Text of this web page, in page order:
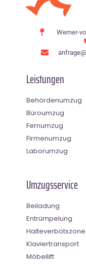
Werner-
Leistungen
Behördenumzug
Büroumzug
Fernumzug
Firmenumzug
Laborumzug
Umzugsservice
Beiladung
Entrümpelung
Halteverbotszone
Klaviertransport
Möbellift